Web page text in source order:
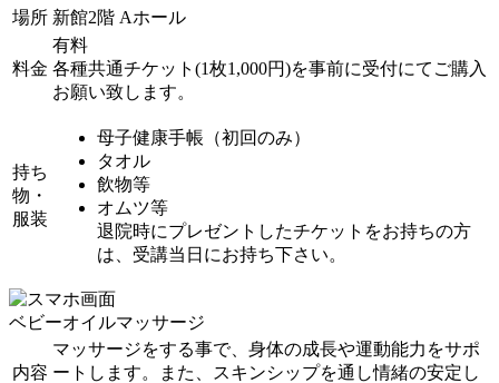
場所 新館2階 Aホール
料金
有料
各種共通チケット(1枚1,000円)を事前に受付にてご購入
お願い致します。
持ち
物・
服装
母子健康手帳（初回のみ）
タオル
飲物等
オムツ等
退院時にプレゼントしたチケットをお持ちの方
は、受講当日にお持ち下さい。
ベビーオイルマッサージ
内容
マッサージをする事で、身体の成長や運動能力をサポ
ートします。また、スキンシップを通し情緒の安定し